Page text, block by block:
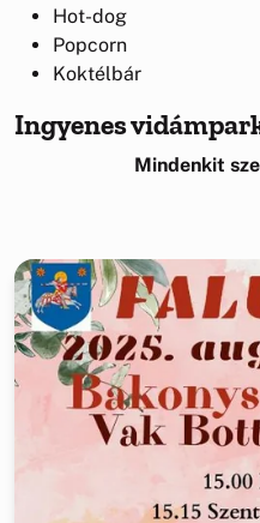
Hot-dog
Popcorn
Koktélbár
Ingyenes
Mindenkit